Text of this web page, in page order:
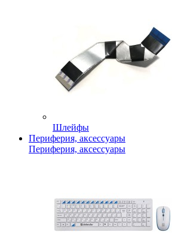
Шлейфы
Периферия, аксессуары
Периферия, аксессуары